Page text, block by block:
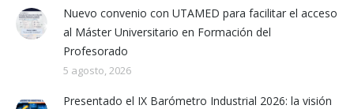
Nuevo convenio con UTAMED para facilitar el acceso
al Máster Universitario en Formación del
Profesorado
5 agosto, 2026
Presentado el IX Barómetro Industrial 2026: la visión